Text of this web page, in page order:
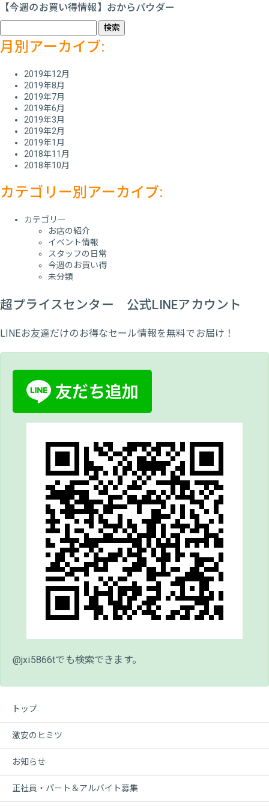
【今週のお買い得情報】おからパウダー
索:
月別アーカイブ:
2019年12月
2019年8月
2019年7月
2019年6月
2019年3月
2019年2月
2019年1月
2018年11月
2018年10月
カテゴリー別アーカイブ:
カテゴリー
お店の紹介
イベント情報
スタッフの日常
今週のお買い得
未分類
超プライスセンター 公式LINEアカウント
LINEお友達だけのお得なセール情報を無料でお届け！
@jxi5866tでも検索できます。
トップ
激安のヒミツ
お知らせ
正社員・パート＆アルバイト募集